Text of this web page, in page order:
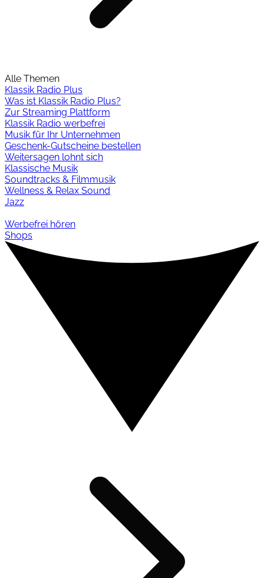
Alle Themen
Klassik Radio Plus
Was ist Klassik Radio Plus?
Zur Streaming Plattform
Klassik Radio werbefrei
Musik für Ihr Unternehmen
Geschenk-Gutscheine bestellen
Weitersagen lohnt sich
Klassische Musik
Soundtracks & Filmmusik
Wellness & Relax Sound
Jazz
Werbefrei hören
Shops